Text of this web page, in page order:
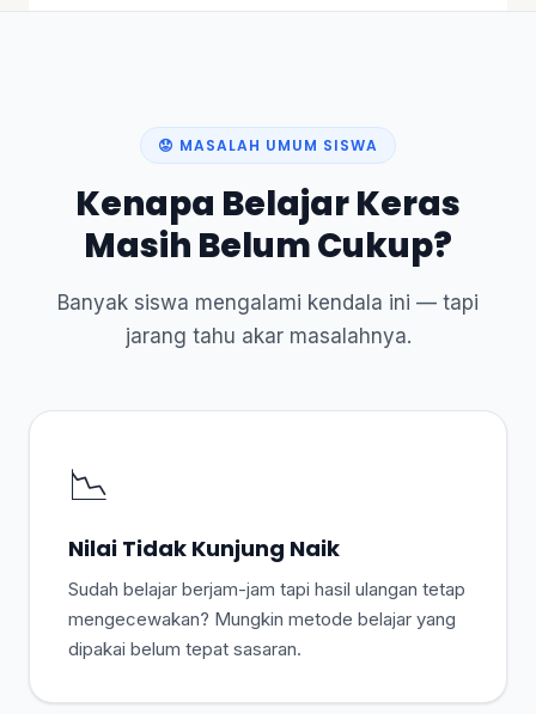
😟 MASALAH UMUM SISWA
Kenapa Belajar Keras
Masih Belum Cukup?
Banyak siswa mengalami kendala ini — tapi
jarang tahu akar masalahnya.
📉
Nilai Tidak Kunjung Naik
Sudah belajar berjam-jam tapi hasil ulangan tetap
mengecewakan? Mungkin metode belajar yang
dipakai belum tepat sasaran.